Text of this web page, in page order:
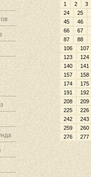
1 2
3
24
25
45
46
66
67
87
88
106
107
123
124
140
141
157
158
174
175
191
192
208
209
225
226
242
243
259
260
276
277